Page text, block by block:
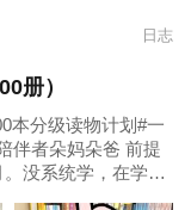
日志
册）
本分级读物计划#一
伴者朵妈朵爸 前提
没系统学，在学渣